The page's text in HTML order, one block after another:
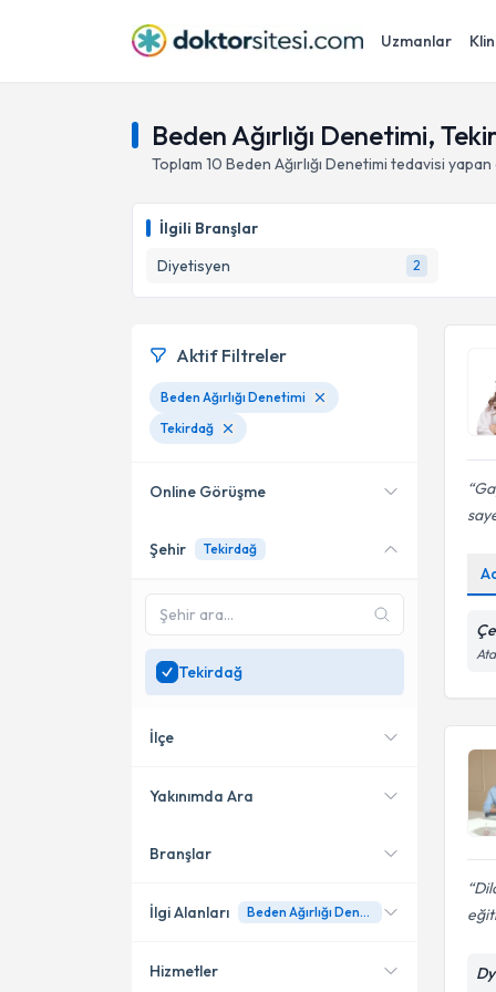
Uzmanlar
Beden Ağırlığı Denetimi,
Toplam 10 Beden Ağırlığı Denetimi tedavisi yapan
İlgili Branşlar
Diyetisyen
2
Aktif Filtreler
Beden Ağırlığı Denetimi
Tekirdağ
Online Görüşme
Online danışmanlık sunan
SadeceTekirdağ
bölgesinde uzman ara
Şehir Tekirdağ
Tekirdağ
İlçe
Çerkezköy
Çorlu
Yakınımda Ara
Konumuma yakın uzmanları
Branşlar
Diyetisyen
İlgi Alanları Beden Ağırlığı Denetimi
Hizmetler